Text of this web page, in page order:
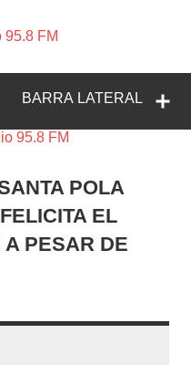
Radio
95.8 FM
Baja y Radio en el Medio
BARRA LATERAL
POLA
EL
PESAR DE